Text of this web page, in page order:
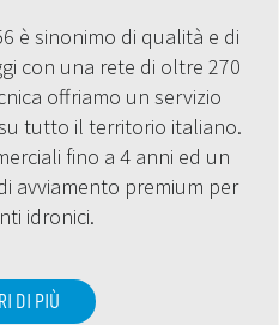
è sinonimo di qualità e di
con una rete di oltre 270
offriamo un servizio
tutto il territorio italiano.
fino a 4 anni ed un
avviamento premium per
idronici.
DI PIÙ